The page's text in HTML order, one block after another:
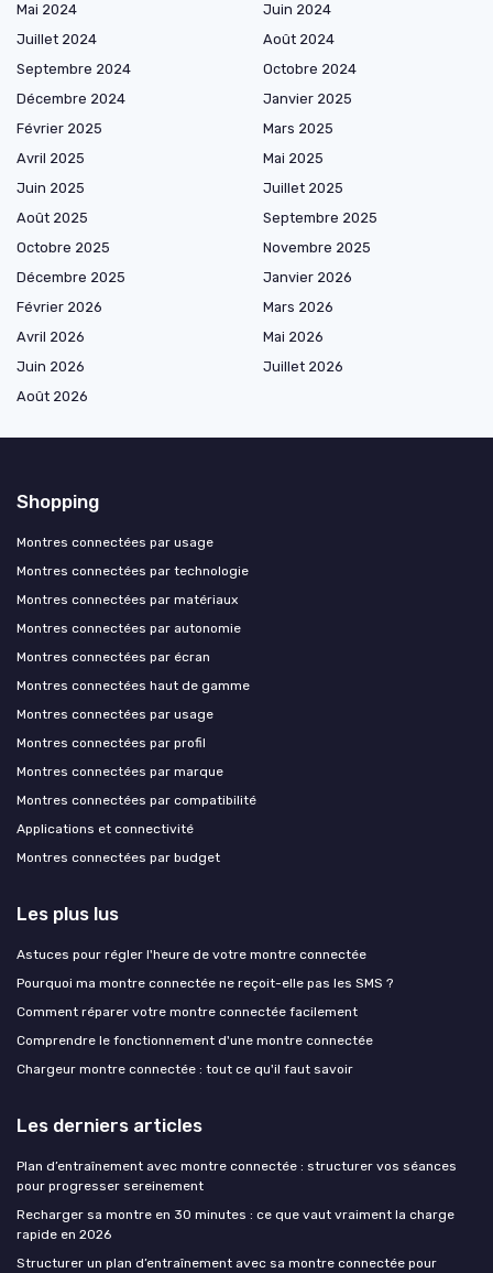
Mai 2024
Juin 2024
Juillet 2024
Août 2024
Septembre 2024
Octobre 2024
Décembre 2024
Janvier 2025
Février 2025
Mars 2025
Avril 2025
Mai 2025
Juin 2025
Juillet 2025
Août 2025
Septembre 2025
Octobre 2025
Novembre 2025
Décembre 2025
Janvier 2026
Février 2026
Mars 2026
Avril 2026
Mai 2026
Juin 2026
Juillet 2026
Août 2026
Shopping
Montres connectées par usage
Montres connectées par technologie
Montres connectées par matériaux
Montres connectées par autonomie
Montres connectées par écran
Montres connectées haut de gamme
Montres connectées par usage
Montres connectées par profil
Montres connectées par marque
Montres connectées par compatibilité
Applications et connectivité
Montres connectées par budget
Les plus lus
Astuces pour régler l'heure de votre montre connectée
Pourquoi ma montre connectée ne reçoit-elle pas les SMS ?
Comment réparer votre montre connectée facilement
Comprendre le fonctionnement d'une montre connectée
Chargeur montre connectée : tout ce qu'il faut savoir
Les derniers articles
Plan d’entraînement avec montre connectée : structurer vos séances
pour progresser sereinement
Recharger sa montre en 30 minutes : ce que vaut vraiment la charge
rapide en 2026
Structurer un plan d’entraînement avec sa montre connectée pour